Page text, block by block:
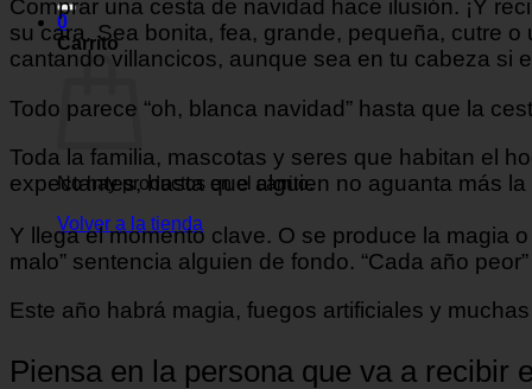
0
Carrito
No hay productos en el carrito.
Volver a la tienda
Comprar una cesta de navidad hace ilusión. ¡Y
su cara. Sea bonita, fea, grande, pequeña, cutre
cantando villancicos, aunque sea en tu cabeza si
Todo parece “oh, blanca navidad” hasta que la
Toda la familia, mascotas y seres que habitan el
expectantes, hasta que alguien no aguanta más la
Y llega el momento clave. O se produce la magia
malo” sentencia alguien de fondo. “Cada año
Este año habrá magia, fuegos artificiales y
Piensa en la persona que va a recibir